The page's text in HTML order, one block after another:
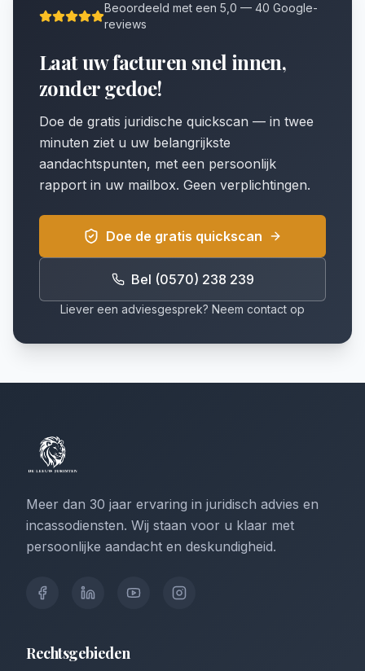
Beoordeeld met een 5,0 — 40 Google-
reviews
Laat uw facturen snel innen,
zonder gedoe!
Doe de gratis juridische quickscan — in twee
minuten ziet u uw belangrijkste
aandachtspunten, met een persoonlijk
rapport in uw mailbox. Geen verplichtingen.
Doe de gratis quickscan
Bel (0570) 238 239
Liever een adviesgesprek? Neem contact op
Meer dan 30 jaar ervaring in juridisch advies en
incassodiensten. Wij staan voor u klaar met
persoonlijke aandacht en deskundigheid.
Rechtsgebieden